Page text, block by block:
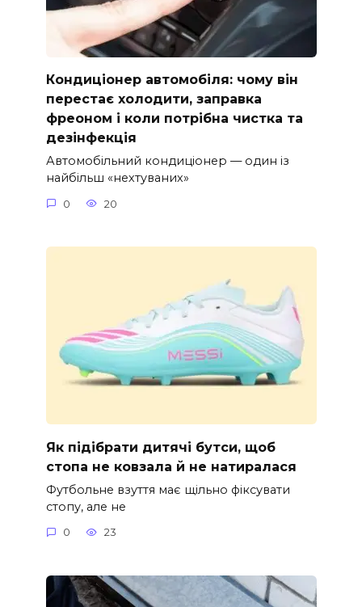
Кондиціонер автомобіля: чому він
перестає холодити, заправка
фреоном і коли потрібна чистка та
дезінфекція
Автомобільний кондиціонер — один із
найбільш «нехтуваних»
0 20
Як підібрати дитячі бутси, щоб
стопа не ковзала й не натиралася
Футбольне взуття має щільно фіксувати
стопу, але не
0 23